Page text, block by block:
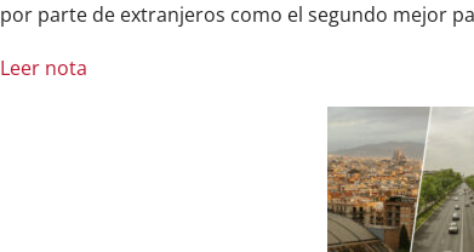
por parte de extranjeros como el segundo mejor
Leer nota